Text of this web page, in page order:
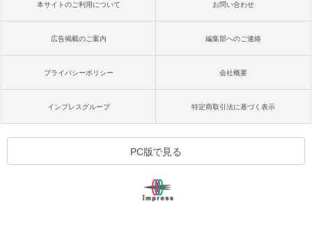
本サイトのご利用について お問い合わせ
広告掲載のご案内 編集部へのご連絡
プライバシーポリシー 会社概要
インプレスグループ 特定商取引法に基づく表示
PC版で見る